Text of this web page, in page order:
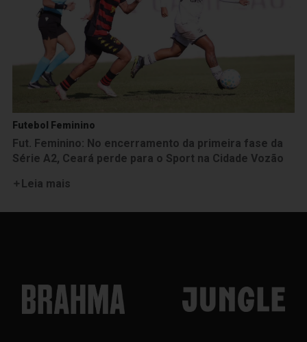
Futebol Feminino
Fut. Feminino: No encerramento da primeira fase da
Série A2, Ceará perde para o Sport na Cidade Vozão
Leia mais